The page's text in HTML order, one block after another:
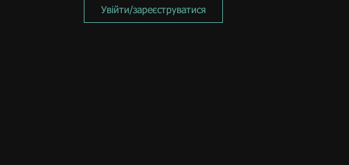
Увійти/зареєструватися